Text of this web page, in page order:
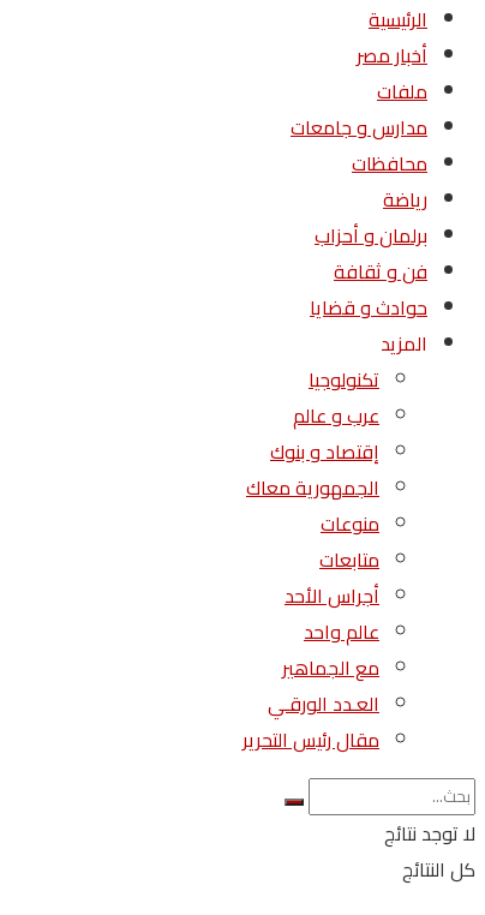
الرئيسية
أخبار مصر
ملفات
مدارس و جامعات
محافظات
رياضة
برلمان و أحزاب
فن و ثقافة
حوادث و قضايا
المزيد
تكنولوجيا
عرب و عالم
إقتصاد و بنوك
الجمهورية معاك
منوعات
متابعات
أجراس الأحد
عالم واحد
مع الجماهير
العـدد الورقـي
مقال رئيس التحرير
لا توجد نتائج
كل النتائج